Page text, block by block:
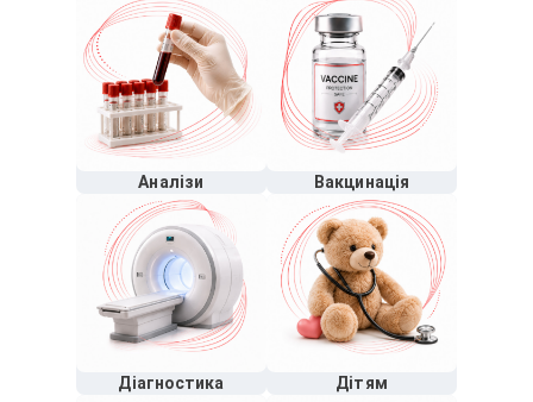
Аналізи Вакцинація
Діагностика Дітям